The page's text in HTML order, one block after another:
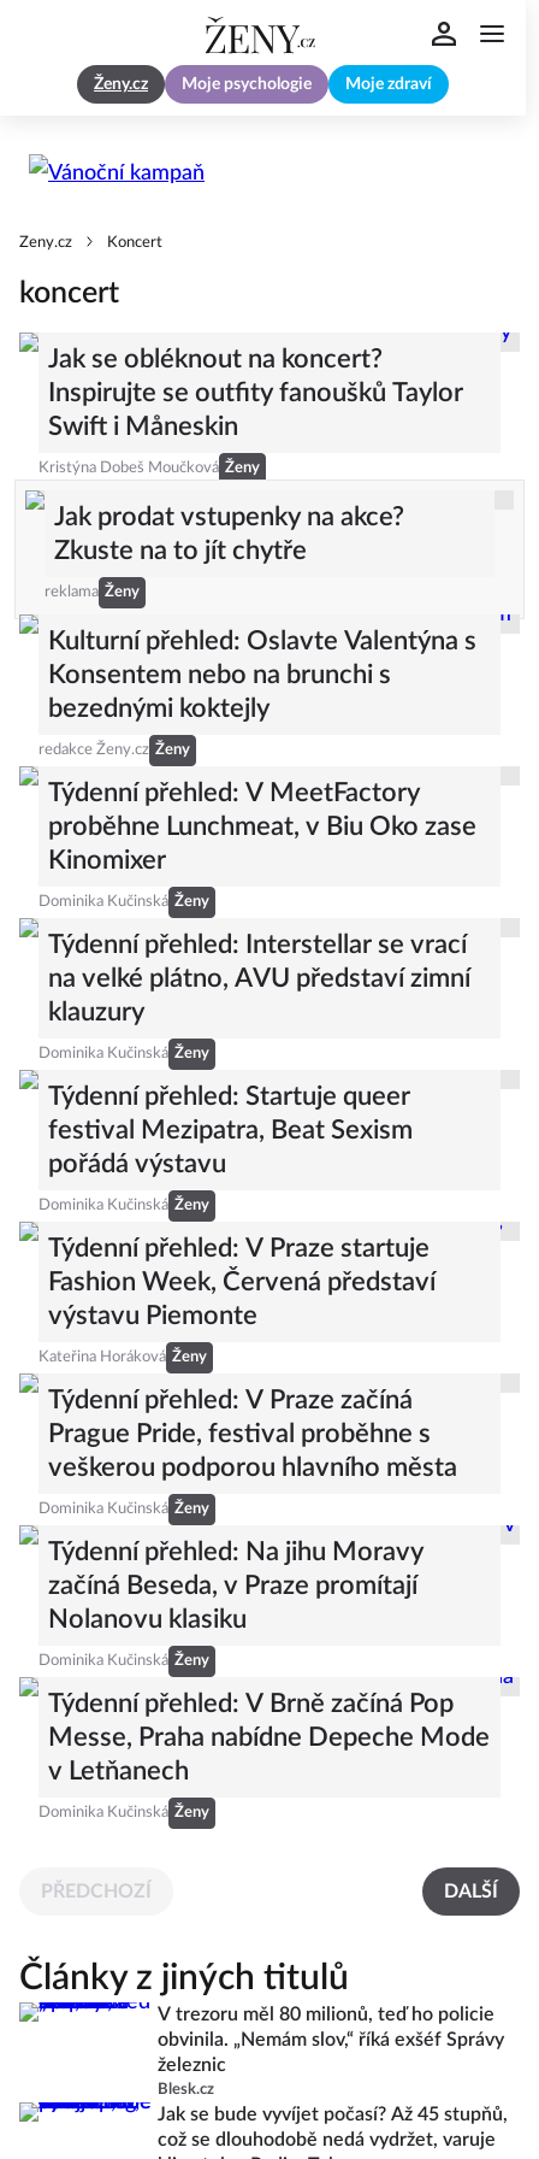
Ženy.cz Moje psychologie Moje zdraví
Zeny.cz Koncert
koncert
Jak se obléknout na koncert?
Inspirujte se outfity fanoušků Taylor
Swift i Måneskin
Kristýna Dobeš Moučková Ženy
Jak prodat vstupenky na akce?
Zkuste na to jít chytře
reklama Ženy
Kulturní přehled: Oslavte Valentýna s
Konsentem nebo na brunchi s
bezednými koktejly
redakce Ženy.cz Ženy
Týdenní přehled: V MeetFactory
proběhne Lunchmeat, v Biu Oko zase
Kinomixer
Dominika Kučinská Ženy
Týdenní přehled: Interstellar se vrací
na velké plátno, AVU představí zimní
klauzury
Dominika Kučinská Ženy
Týdenní přehled: Startuje queer
festival Mezipatra, Beat Sexism
pořádá výstavu
Dominika Kučinská Ženy
Týdenní přehled: V Praze startuje
Fashion Week, Červená představí
výstavu Piemonte
Kateřina Horáková Ženy
Týdenní přehled: V Praze začíná
Prague Pride, festival proběhne s
veškerou podporou hlavního města
Dominika Kučinská Ženy
Týdenní přehled: Na jihu Moravy
začíná Beseda, v Praze promítají
Nolanovu klasiku
Dominika Kučinská Ženy
Týdenní přehled: V Brně začíná Pop
Messe, Praha nabídne Depeche Mode
v Letňanech
Dominika Kučinská Ženy
PŘEDCHOZÍ DALŠÍ
Články z jiných titulů
V trezoru měl 80 milionů, teď ho policie
obvinila. „Nemám slov,“ říká exšéf Správy
železnic
Blesk.cz
Jak se bude vyvíjet počasí? Až 45 stupňů,
což se dlouhodobě nedá vydržet, varuje